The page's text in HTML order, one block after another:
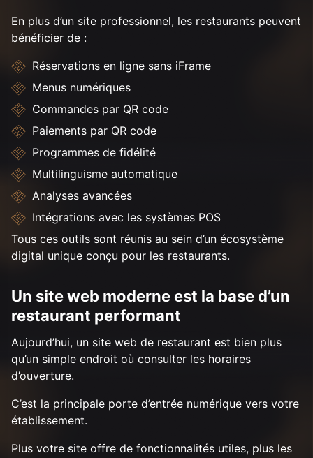
En plus d’un site professionnel, les restaurants peuvent
bénéficier de :
Réservations en ligne sans iFrame
Menus numériques
Commandes par QR code
Paiements par QR code
Programmes de fidélité
Multilinguisme automatique
Analyses avancées
Intégrations avec les systèmes POS
Tous ces outils sont réunis au sein d’un écosystème
digital unique conçu pour les restaurants.
Un site web moderne est la base d’un
restaurant performant
Aujourd’hui, un site web de restaurant est bien plus
qu’un simple endroit où consulter les horaires
d’ouverture.
C’est la principale porte d’entrée numérique vers votre
établissement.
Plus votre site offre de fonctionnalités utiles, plus les